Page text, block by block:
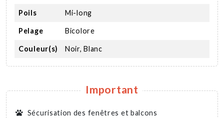
Poils Mi-long
Pelage Bicolore
Couleur(s) Noir, Blanc
Important
Sécurisation des fenêtres et balcons